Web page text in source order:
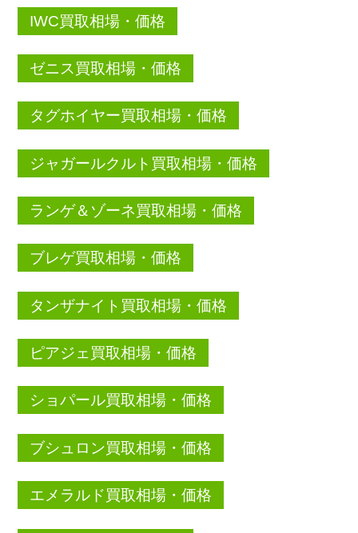
IWC買取相場・価格
ゼニス買取相場・価格
タグホイヤー買取相場・価格
ジャガールクルト買取相場・価格
ランゲ＆ゾーネ買取相場・価格
ブレゲ買取相場・価格
タンザナイト買取相場・価格
ピアジェ買取相場・価格
ショパール買取相場・価格
ブシュロン買取相場・価格
エメラルド買取相場・価格